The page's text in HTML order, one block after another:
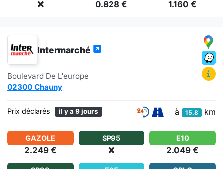
❌ 0.828 € 1.160 €
Intermarché
Boulevard De L'europe
02300 Chauny
Prix déclarés il y a 9 jours à 15.8 km
GAZOLE
2.249 €
SP95
❌
E10
2.049 €